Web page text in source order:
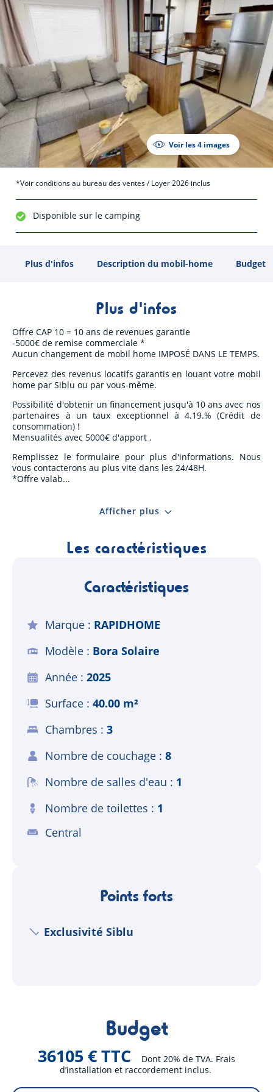
Voir les 4 images
*Voir conditions au bureau des ventes / Loyer 2026 inclus
Disponible sur le camping
Plus d'infos Description du mobil-home Budget
Plus d'infos
Offre CAP 10 = 10 ans de revenues garantie
-5000€ de remise commerciale *
Aucun changement de mobil home IMPOSÉ DANS LE TEMPS.
Percevez des revenus locatifs garantis en louant votre mobil
home par Siblu ou par vous-même.
Possibilité d'obtenir un financement jusqu'à 10 ans avec nos
partenaires à un taux exceptionnel à 4.19.% (Crédit de
consommation) !
Mensualités avec 5000€ d'apport .
Remplissez le formulaire pour plus d'informations. Nous
vous contacterons au plus vite dans les 24/48H.
*Offre valab
Afficher plus
Les caractéristiques
Caractéristiques
Marque
RAPIDHOME
Modèle
Bora Solaire
Année
2025
Surface
40.00 m²
Chambres
3
Nombre de couchage
8
Nombre de salles d'eau
1
Nombre de toilettes
1
Central
Points forts
Exclusivité Siblu
Budget
36105 € TTC
Dont 20% de TVA. Frais
d’installation et raccordement inclus.